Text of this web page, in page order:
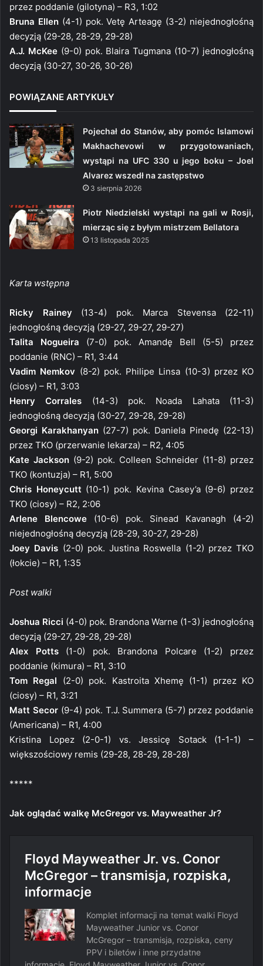
przez poddanie (gilotyna) – R3, 1:02
Bruna Ellen(4-1) pok. Vetę Arteagę (3-2) niejednogłośną
decyzją (29-28, 28-29, 29-28)
A.J. McKee(9-0) pok. Blaira Tugmana (10-7) jednogłośną
decyzją (30-27, 30-26, 30-26)
POWIĄZANE ARTYKUŁY
Pojechał do Stanów, aby pomóc Islamowi
Makhachevowi w przygotowaniach,
wystąpi na UFC 330 u jego boku – Joel
Alvarez wszedł na zastępstwo
3 sierpnia 2026
Piotr Niedzielski wystąpi na gali w Rosji,
mierząc się z byłym mistrzem Bellatora
13 listopada 2025
Karta wstępna
Ricky Rainey (13-4) pok. Marca Stevensa (22-11)
jednogłośną decyzją (29-27, 29-27, 29-27)
Talita Nogueira (7-0) pok. Amandę Bell (5-5) przez
poddanie (RNC) – R1, 3:44
Vadim Nemkov (8-2) pok. Philipe Linsa (10-3) przez KO
(ciosy) – R1, 3:03
Henry Corrales (14-3) pok. Noada Lahata (11-3)
jednogłośną decyzją (30-27, 29-28, 29-28)
Georgi Karakhanyan (27-7) pok. Daniela Pinedę (22-13)
przez TKO (przerwanie lekarza) – R2, 4:05
Kate Jackson (9-2) pok. Colleen Schneider (11-8) przez
TKO (kontuzja) – R1, 5:00
Chris Honeycutt(10-1) pok. Kevina Casey’a (9-6) przez
TKO (ciosy) – R2, 2:06
Arlene Blencowe(10-6) pok. Sinead Kavanagh (4-2)
niejednogłośną decyzją (28-29, 30-27, 29-28)
Joey Davis (2-0) pok. Justina Roswella (1-2) przez TKO
(łokcie) – R1, 1:35
Post walki
Joshua Ricci (4-0) pok. Brandona Warne (1-3) jednogłośną
decyzją (29-27, 29-28, 29-28)
Alex Potts(1-0) pok. Brandona Polcare (1-2) przez
poddanie (kimura) – R1, 3:10
Tom Regal (2-0) pok. Kastroita Xhemę (1-1) przez KO
(ciosy) – R1, 3:21
Matt Secor(9-4) pok. T.J. Summera (5-7) przez poddanie
(Americana) – R1, 4:00
Kristina Lopez (2-0-1) vs. Jessicę Sotack (1-1-1) –
większościowy remis (29-28, 28-29, 28-28)
*****
Jak oglądać walkę McGregor vs. Mayweather Jr?